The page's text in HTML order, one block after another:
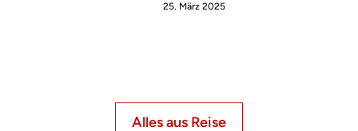
25. März 2025
Alles aus Reise